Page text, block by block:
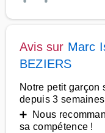
Avis sur Marc
BEZIERS
Notre petit garçon
depuis 3
➕ Nous
sa compétence !